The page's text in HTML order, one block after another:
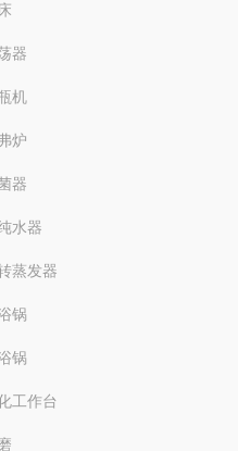
器
机
炉
器
水器
蒸发器
锅
锅
工作台